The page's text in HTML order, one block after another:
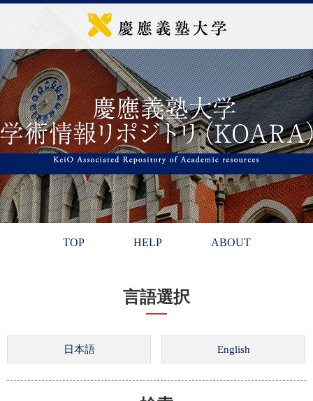
TOP HELP ABOUT
言語選択